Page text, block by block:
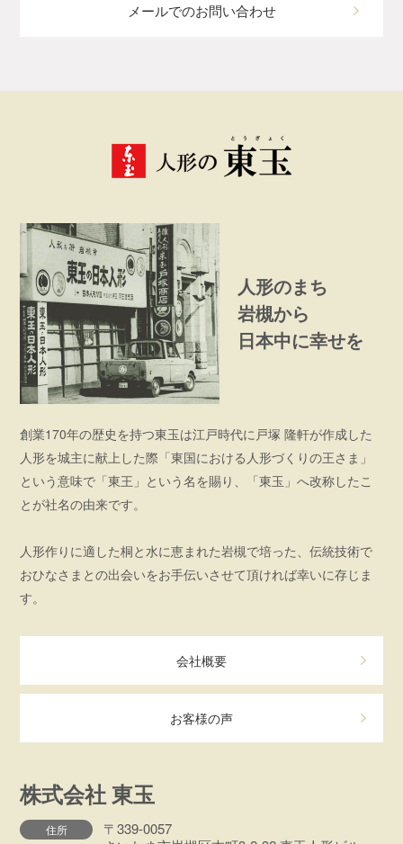
メールでのお問い合わせ
人形のまち
岩槻から
日本中に幸せを
創業170年の歴史を持つ東玉は江戸時代に戸塚 隆軒が作成した
人形を城主に献上した際「東国における人形づくりの王さま」
という意味で「東王」という名を賜り、「東玉」へ改称したこ
とが社名の由来です。
人形作りに適した桐と水に恵まれた岩槻で培った、伝統技術で
おひなさまとの出会いをお手伝いさせて頂ければ幸いに存じま
す。
会社概要
お客様の声
株式会社 東玉
住所
〒339-0057